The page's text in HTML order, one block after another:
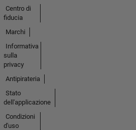
Centro di
fiducia
Marchi
Informativa
sulla
privacy
Antipirateria
Stato
dell'applicazione
Condizioni
d'uso